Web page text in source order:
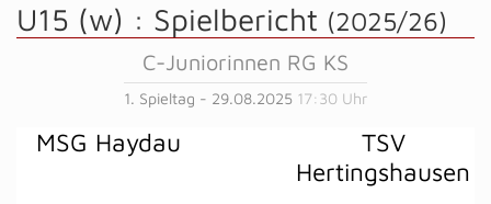
U15 (w) : Spielbericht (2025/26)
C-Juniorinnen RG KS
1. Spieltag - 29.08.2025 17:30 Uhr
MSG Haydau
TSV
Hertingshausen